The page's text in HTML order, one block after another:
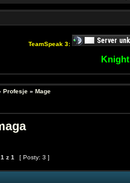
TeamSpeak 3:
Profesje » Mage
1 z 1 [ Posty: 3 ]